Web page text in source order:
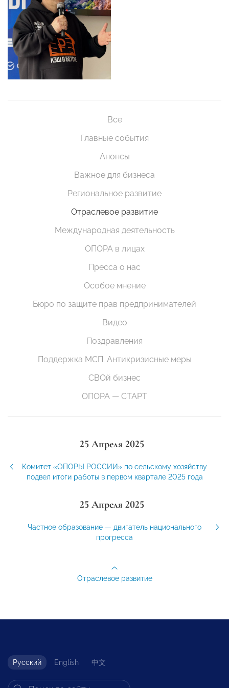
Все
Главные события
Анонсы
Важное для бизнеса
Региональное развитие
Отраслевое развитие
Международная деятельность
ОПОРА в лицах
Пресса о нас
Особое мнение
Бюро по защите прав предпринимателей
Видео
Поздравления
Поддержка МСП. Антикризисные меры
СВОй бизнес
ОПОРА — СТАРТ
25 Апреля 2025
Комитет «ОПОРЫ РОССИИ» по сельскому хозяйству
подвел итоги работы в первом квартале 2025 года
25 Апреля 2025
Частное образование — двигатель национального
прогресса
Отраслевое развитие
Русский English 中文